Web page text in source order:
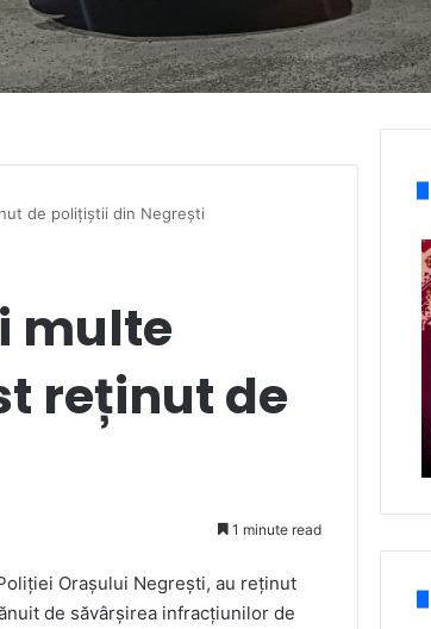
de polițiștii din Negrești
multe
reținut de
1 minute read
Orașului Negrești, au reținut
de săvârșirea infracțiunilor de